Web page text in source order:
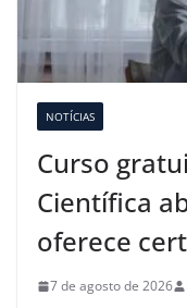
NOTÍCIAS
Curso
Científica
oferece
7 de agosto de 2026